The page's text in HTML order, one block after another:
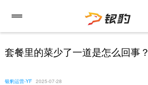
套餐里的菜少了一道是怎么回事？
银豹运营-YF 2025-07-28